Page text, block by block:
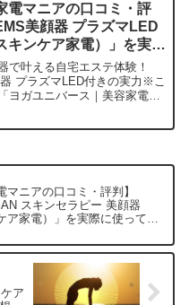
ンケアに欠か...
電マニアの口コミ・評
美顔器 プラズマLED
キンケア家電）」を実際
みた正直感想
で叶える自宅エステ体験！
プラズマLED付きの実力※こ
ヨガユニバース｜美容家電マ
マニアの口コミ・評判】
スキンセラピー 美顔器
ア家電）」を実際に使ってみ
ア